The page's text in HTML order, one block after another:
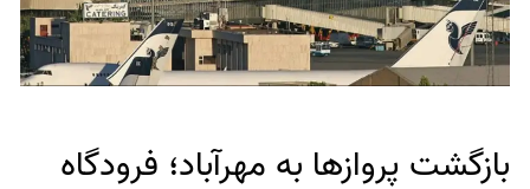
بازگشت پروازها به مهرآباد؛ فرودگاه